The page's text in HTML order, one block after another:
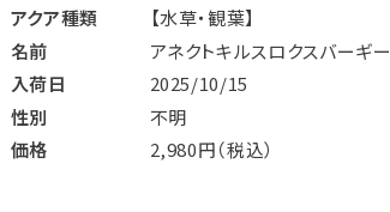
アクア種類
【水草・観葉】
名前
アネクトキルスロクスバーギー
入荷日
2025/10/15
性別
不明
価格
2,980円（税込）